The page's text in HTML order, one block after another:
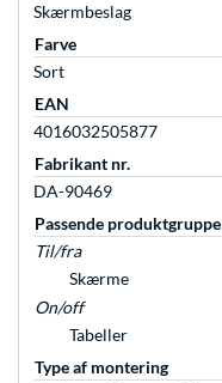
Skærmbeslag
Farve
Sort
EAN
4016032505877
Fabrikant nr.
DA-90469
Passende produktgruppe
Til/fra
Skærme
On/off
Tabeller
Type af montering